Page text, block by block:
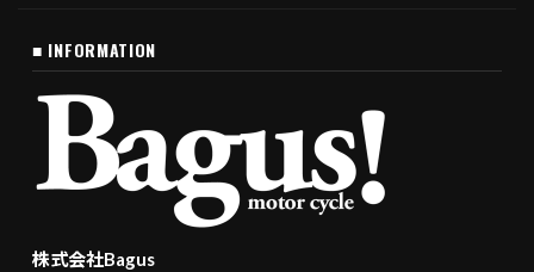
■ INFORMATION
株式会社Bagus